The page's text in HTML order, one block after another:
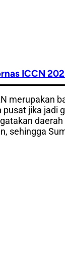
ICCN
merupakan
jika jadi
sehingga